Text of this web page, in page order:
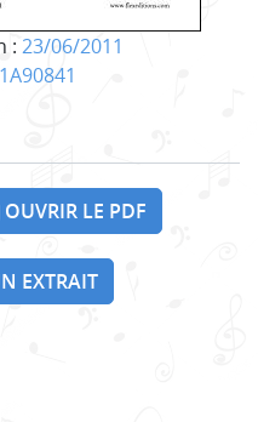
: 23/06/2011
OUVRIR LE PDF
EXTRAIT